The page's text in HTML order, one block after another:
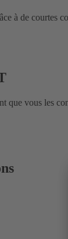
à de courtes
que vous les